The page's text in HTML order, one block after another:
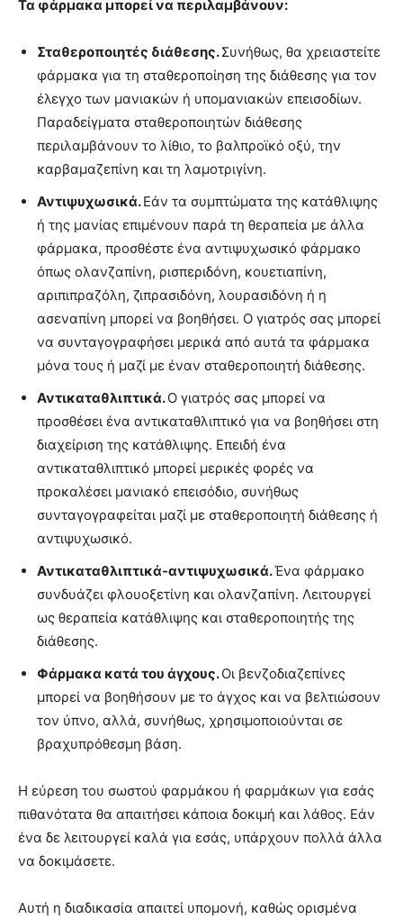
Τα φάρμακα μπορεί να περιλαμβάνουν:
Σταθεροποιητές διάθεσης.Συνήθως, θα χρειαστείτε
φάρμακα για τη σταθεροποίηση της διάθεσης για τον
έλεγχο των μανιακών ή υπομανιακών επεισοδίων.
Παραδείγματα σταθεροποιητών διάθεσης
περιλαμβάνουν το λίθιο, το βαλπροϊκό οξύ, την
καρβαμαζεπίνη και τη λαμοτριγίνη.
Αντιψυχωσικά.Εάν τα συμπτώματα της κατάθλιψης
ή της μανίας επιμένουν παρά τη θεραπεία με άλλα
φάρμακα, προσθέστε ένα αντιψυχωσικό φάρμακο
όπως ολανζαπίνη, ρισπεριδόνη, κουετιαπίνη,
αριπιπραζόλη, ζιπρασιδόνη, λουρασιδόνη ή η
ασεναπίνη μπορεί να βοηθήσει. Ο γιατρός σας μπορεί
να συνταγογραφήσει μερικά από αυτά τα φάρμακα
μόνα τους ή μαζί με έναν σταθεροποιητή διάθεσης.
Αντικαταθλιπτικά.Ο γιατρός σας μπορεί να
προσθέσει ένα αντικαταθλιπτικό για να βοηθήσει στη
διαχείριση της κατάθλιψης. Επειδή ένα
αντικαταθλιπτικό μπορεί μερικές φορές να
προκαλέσει μανιακό επεισόδιο, συνήθως
συνταγογραφείται μαζί με σταθεροποιητή διάθεσης ή
αντιψυχωσικό.
Αντικαταθλιπτικά-αντιψυχωσικά.Ένα φάρμακο
συνδυάζει φλουοξετίνη και ολανζαπίνη. Λειτουργεί
ως θεραπεία κατάθλιψης και σταθεροποιητής της
διάθεσης.
Φάρμακα κατά του άγχους.Οι βενζοδιαζεπίνες
μπορεί να βοηθήσουν με το άγχος και να βελτιώσουν
τον ύπνο, αλλά, συνήθως, χρησιμοποιούνται σε
βραχυπρόθεσμη βάση.
Η εύρεση του σωστού φαρμάκου ή φαρμάκων για εσάς
πιθανότατα θα απαιτήσει κάποια δοκιμή και λάθος. Εάν
ένα δε λειτουργεί καλά για εσάς, υπάρχουν πολλά άλλα
να δοκιμάσετε.
Αυτή η διαδικασία απαιτεί υπομονή, καθώς ορισμένα